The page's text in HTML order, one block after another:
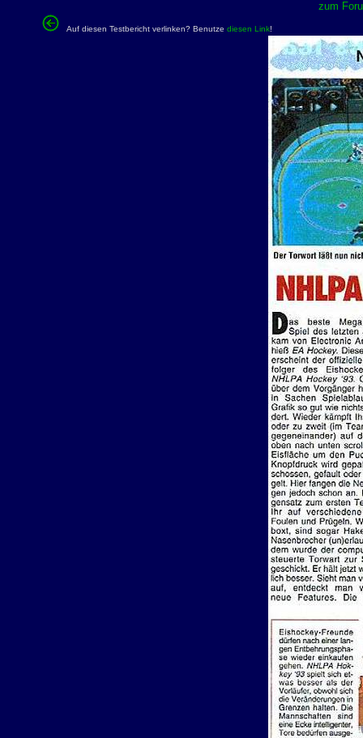
zum
Auf diesen Testbericht verlinken? Benutze diesen Link!